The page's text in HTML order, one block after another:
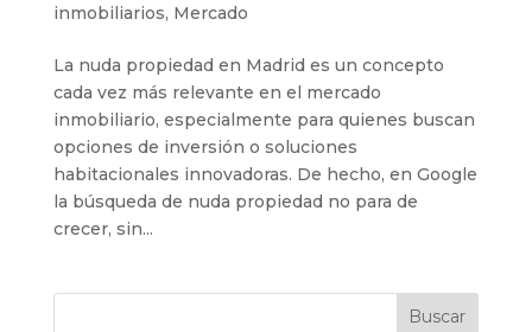
inmobiliarios, Mercado
La nuda propiedad en Madrid es un concepto
cada vez más relevante en el mercado
inmobiliario, especialmente para quienes buscan
opciones de inversión o soluciones
habitacionales innovadoras. De hecho, en Google
la búsqueda de nuda propiedad no para de
crecer, sin...
Buscar